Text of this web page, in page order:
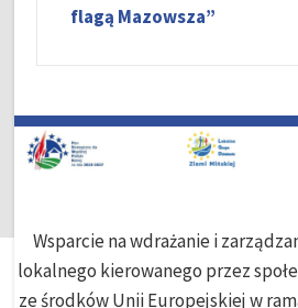
flagą Mazowsza”
Wsparcie na wdrażanie i
lokalnego kierowanego przez
ze środków Unii Europejskiej w